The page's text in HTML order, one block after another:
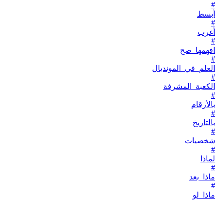
#
أبسط
#
أغرب
#
افهمها_صح
#
العلم_في_المونديال
#
الكعبة_المشرفة
#
بالأرقام
#
بالتاريخ
#
شخصيات
#
لماذا
#
ماذا_بعد
#
ماذا_لو